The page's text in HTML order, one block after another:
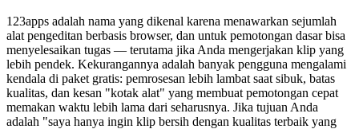
123apps adalah nama yang dikenal karena menawarkan sejumlah
alat pengeditan berbasis browser, dan untuk pemotongan dasar bisa
menyelesaikan tugas — terutama jika Anda mengerjakan klip yang
lebih pendek. Kekurangannya adalah banyak pengguna mengalami
kendala di paket gratis: pemrosesan lebih lambat saat sibuk, batas
kualitas, dan kesan "kotak alat" yang membuat pemotongan cepat
memakan waktu lebih lama dari seharusnya. Jika tujuan Anda
adalah "saya hanya ingin klip bersih dengan kualitas terbaik yang